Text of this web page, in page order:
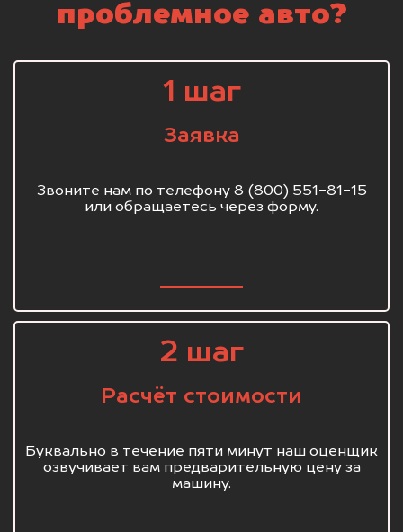
проблемное авто?
1 шаг
Заявка
Звоните нам по телефону 8 (800) 551-81-15
или обращаетесь через форму.
2 шаг
Расчёт стоимости
Буквально в течение пяти минут наш оценщик
озвучивает вам предварительную цену за
машину.